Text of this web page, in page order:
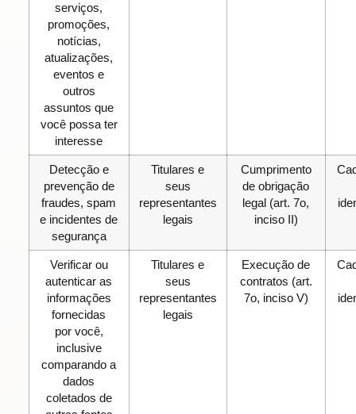
serviços,
promoções,
notícias,
atualizações,
eventos e
outros
assuntos que
você possa ter
interesse
Detecção e
prevenção de
fraudes, spam
e incidentes de
segurança
Titulares e
seus
representantes
legais
Cumprimento
de obrigação
legal (art. 7o,
inciso II)
Verificar ou
autenticar as
informações
fornecidas
por você,
inclusive
comparando a
dados
coletados de
Titulares e
seus
representantes
legais
Execução de
contratos (art.
7o, inciso V)